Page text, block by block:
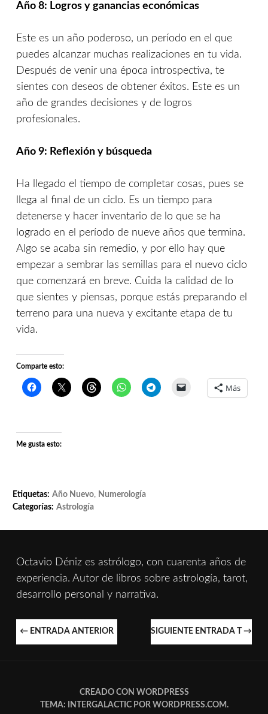
Año 8: Logros y ganancias económicas
Este es un año poderoso, un período en el que
puedes alcanzar muchas realizaciones en tu vida.
Después de venir una época introspectiva, te
sientes con deseos de obtener éxitos. Este es un
año de grandes decisiones y de logros
profesionales.
Año 9: Reflexión y búsqueda
Ha llegado el tiempo de completar cosas, pues se
llega al final de un ciclo. Es un tiempo para
detenerse y hacer inventario de lo que se ha
logrado en el período de nueve años que termina.
Algo se acaba sin remedio, y por ello hay que
empezar a sembrar las semillas para el nuevo ciclo
que comenzará en breve. Cuida la calidad de lo
que sientes y piensas, porque estás preparando el
terreno para una nueva y excitante etapa de tu
vida.
Comparte esto:
Más
Me gusta esto:
Etiquetas: Año Nuevo, Numerología
Categorías: Astrología
Octavio Déniz es astrólogo, con cuarenta años de
experiencia. Autor de libros sobre astrología, tarot,
desarrollo personal y narrativa.
NAVEGACIÓN
ENTRADAS
← ENTRADA ANTERIOR SIGUIENTE ENTRADA T →
CREADO CON WORDPRESS
TEMA: INTERGALACTIC POR WORDPRESS.COM.